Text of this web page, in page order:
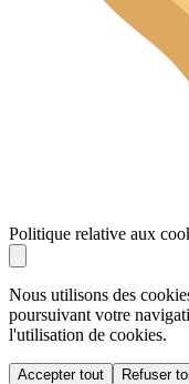
Politique relative aux
Nous utilisons des
poursuivant votre
l'utilisation de cookies.
Accepter tout Refuser